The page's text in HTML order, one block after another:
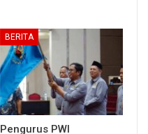
BERITA
Pengurus PWI